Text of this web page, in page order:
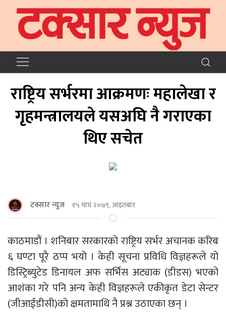
राष्ट्रिय सर्भरमा आक्रमणः महालेखा र
गृहमन्त्रालयले यसअघि नै गराएका
थिए सचेत
टक्सार न्युज १५ माघ २०७९, आइतबार
काठमाडौं । शनिबार सरकारको राष्ट्रिय सर्भर अचानक करिब
६ घण्टा पूरै ठप्प भयो । केही सूचना प्रविधि विज्ञहरूले यो
डिस्ट्रिब्युटेड डिनायल अफ सर्भिस अट्याक (डीडस) भएको
आशंका गरे पनि अन्य केही विज्ञहरूले एकीकृत डेटा सेन्टर
(जीआईडीसी)को क्षमतामाथि नै प्रश्न उठाएका छन् ।